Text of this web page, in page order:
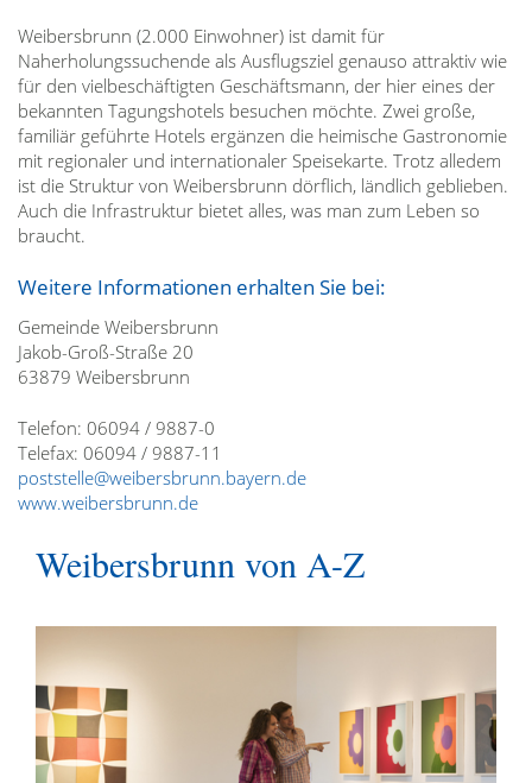
Weibersbrunn (2.000 Einwohner) ist damit für
Naherholungssuchende als Ausflugsziel genauso attraktiv wie
für den vielbeschäftigten Geschäftsmann, der hier eines der
bekannten Tagungshotels besuchen möchte. Zwei große,
familiär geführte Hotels ergänzen die heimische Gastronomie
mit regionaler und internationaler Speisekarte. Trotz alledem
ist die Struktur von Weibersbrunn dörflich, ländlich geblieben.
Auch die Infrastruktur bietet alles, was man zum Leben so
braucht.
Weitere Informationen erhalten Sie bei:
Gemeinde Weibersbrunn
Jakob-Groß-Straße 20
63879 Weibersbrunn
Telefon: 06094 / 9887-0
Telefax: 06094 / 9887-11
poststelle@weibersbrunn.bayern.de
www.weibersbrunn.de
Weibersbrunn von A-Z